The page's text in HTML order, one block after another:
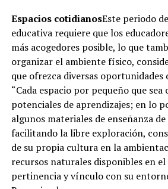
Espacios cotidianosEste periodo
educativa requiere que los
más acogedores posible, lo que
organizar el ambiente físico,
que ofrezca diversas oportunidades
“Cada espacio por pequeño que
potenciales de aprendizajes; en lo
algunos materiales de enseñanza
facilitando la libre exploración,
de su propia cultura en la
recursos naturales disponibles en
pertinencia y vínculo con su